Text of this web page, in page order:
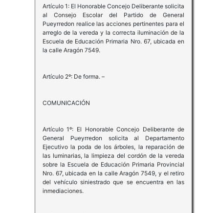
Artículo 1: El Honorable Concejo Deliberante solicita
al Consejo Escolar del Partido de General
Pueyrredon realice las acciones pertinentes para el
arreglo de la vereda y la correcta iluminación de la
Escuela de Educación Primaria Nro. 67, ubicada en
la calle Aragón 7549.
Artículo 2º: De forma. –
COMUNICACIÓN
Artículo 1º: El Honorable Concejo Deliberante de
General Pueyrredon solicita al Departamento
Ejecutivo la poda de los árboles, la reparación de
las luminarias, la limpieza del cordón de la vereda
sobre la Escuela de Educación Primaria Provincial
Nro. 67, ubicada en la calle Aragón 7549, y el retiro
del vehículo siniestrado que se encuentra en las
inmediaciones.